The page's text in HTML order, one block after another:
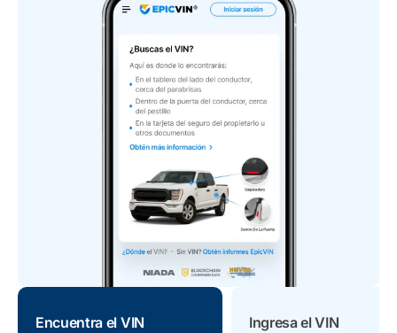
Encuentra el VIN Ingresa el VIN